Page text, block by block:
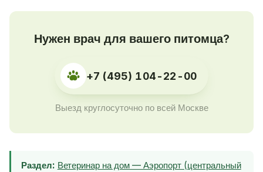
Нужен врач для вашего питомца?
+7 (495) 104-22-00
Выезд круглосуточно по всей Москве
Раздел: Ветеринар на дом — Аэропорт (центральный